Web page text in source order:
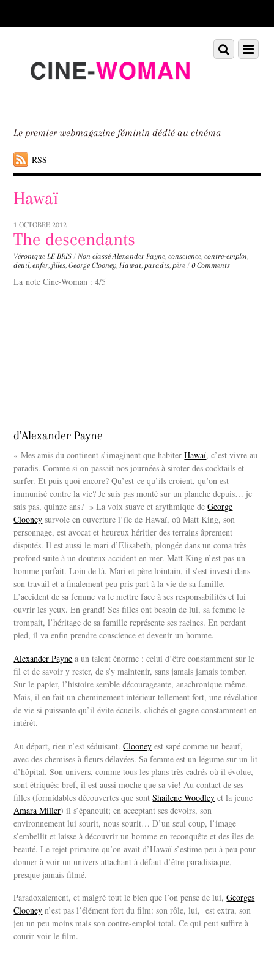
down
Le premier webmagazine féminin dédié au cinéma
RSS
Menu
Scroll
down
Hawaï
1 OCTOBRE 2012
The descendants
Véronique LE BRIS / Non classé Alexander Payne,conscience,contre-emploi,
deuil,enfer, filles,George Clooney,Hawaï,paradis,père / 0 Comments
La note Cine-Woman : 4/5
d’Alexander Payne
« Mes amis du continent s’imaginent que habiterHawaï, c’est vivre au
paradis. Comme si on passait nos journées à siroter des cocktails et
surfer. Et puis quoi encore? Qu’est-ce qu’ils croient, qu’on est
immunisé contre la vie? Je suis pas monté sur un planche depuis… je
sais pas, quinze ans? » La voix suave et arythmique deGeorge
Clooney survole en ouverture l’île de Hawaï, où Matt King, son
personnage, est avocat et heureux héritier des terrains âprement
disputés. Il est aussi le mari d’Elisabeth, plongée dans un coma très
profond suite à un douteux accident en mer. Matt King n’est pas un
homme parfait. Loin de là. Mari et père lointain, il s’est investi dans
son travail et a finalement peu pris part à la vie de sa famille.
L’accident de sa femme va le mettre face à ses responsabilités et lui
ouvrir les yeux. En grand! Ses filles ont besoin de lui, sa femme le
trompait, l’héritage de sa famille représente ses racines. En perdant
pied, il va enfin prendre conscience et devenir un homme.
Alexander Payne a un talent énorme : celui d’être constamment sur le
fil et de savoir y rester, de s’y maintenir, sans jamais jamais tomber.
Sur le papier, l’histoire semble décourageante, anachronique même.
Mais, il en fait un cheminement intérieur tellement fort, une révélation
de vie si puissante qu’il évite écueils, clichés et gagne constamment en
intérêt.
Au départ, rien n’est séduisant.Clooney est sapé comme un beauf,
avec des chemises à fleurs délavées. Sa femme est un légume sur un lit
d’hôpital. Son univers, comme tous les plans très cadrés où il évolue,
sont étriqués: bref, il est aussi moche que sa vie! Au contact de ses
filles (formidables découvertes que sontShailene Woodley et la jeune
Amara Miller) il s’épanouit; en acceptant ses devoirs, son
environnement lui sourit, nous sourit… D’un seul coup, l’image
s’embellit et laisse à découvrir un homme en reconquête et des îles de
beauté. Le rejet primaire qu’on avait d’Hawaï s’estime peu à peu pour
donner à voir un univers attachant à défaut d’être paradisiaque,
presque jamais filmé.
Paradoxalement, et malgré tout le bien que l’on pense de lui,Georges
Clooney n’est pas l’élément fort du film: son rôle, lui, est extra, son
jeu un peu moins mais son contre-emploi total. Ce qui peut suffire à
courir voir le film.